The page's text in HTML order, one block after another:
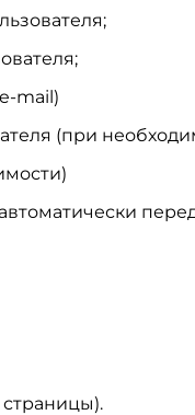
mail)
(при